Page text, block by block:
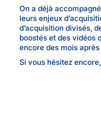
On a déjà
leurs enjeux
d’acquisition divisés,
boostés et des vidéos
encore des mois
Si vous hésitez